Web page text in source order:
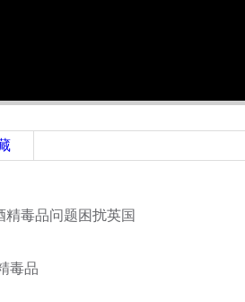
毒品问题困扰英国
毒品